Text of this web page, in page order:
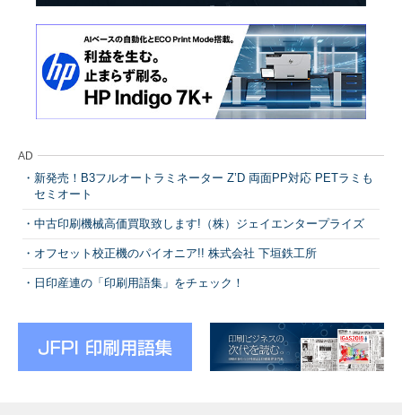
AD
新発売！B3フルオートラミネーター Z’D 両面PP対応 PETラミも
セミオート
中古印刷機械高価買取致します!（株）ジェイエンタープライズ
オフセット校正機のパイオニア!! 株式会社 下垣鉄工所
日印産連の「印刷用語集」をチェック！